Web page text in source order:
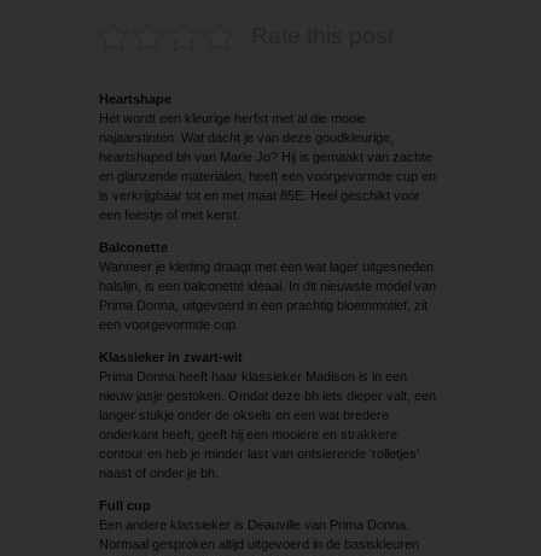
Heartshape
Het wordt een kleurige herfst met al die mooie
najaarstinten. Wat dacht je van deze goudkleurige,
heartshaped bh van Marie Jo? Hij is gemaakt van zachte
en glanzende materialen, heeft een voorgevormde cup en
is verkrijgbaar tot en met maat 85E. Heel geschikt voor
een feestje of met kerst.
Balconette
Wanneer je kleding draagt met een wat lager uitgesneden
halslijn, is een balconette ideaal. In dit nieuwste model van
Prima Donna, uitgevoerd in een prachtig bloemmotief, zit
een voorgevormde cup.
Klassieker in zwart-wit
Prima Donna heeft haar klassieker Madison is in een
nieuw jasje gestoken. Omdat deze bh iets dieper valt, een
langer stukje onder de oksels en een wat bredere
onderkant heeft, geeft hij een mooiere en strakkere
contour en heb je minder last van ontsierende ‘rolletjes’
naast of onder je bh.
Full cup
Een andere klassieker is Deauville van Prima Donna.
Normaal gesproken altijd uitgevoerd in de basiskleuren